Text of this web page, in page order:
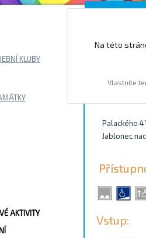
KLUBY
AKTIVITY
nad
Palackého
Jablonec
Vstup:
Na této
Vlastníte